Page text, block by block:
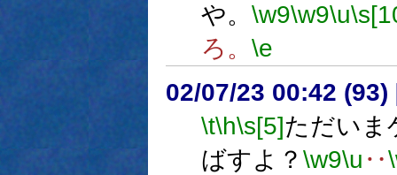
や。 \w9\w9\u
ろ。 \e
02/07/23 00:42 (93)
\t\h\s[5]ただいま
ばすよ？ \w9\u ‥